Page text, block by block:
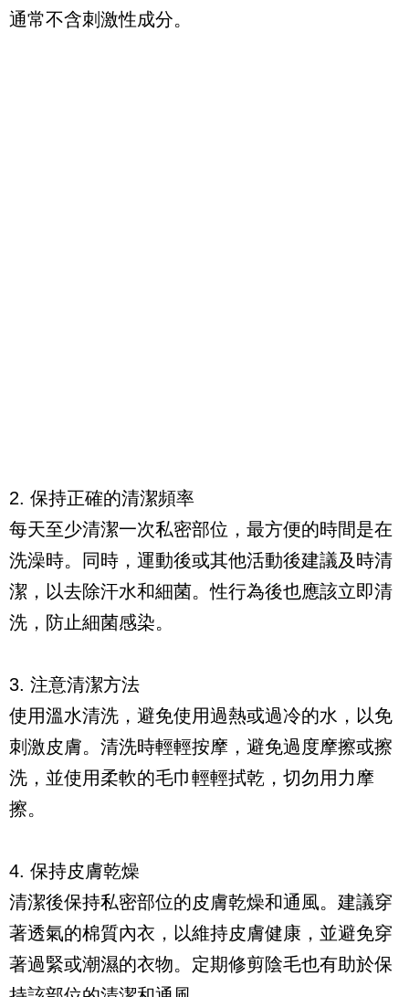
通常不含刺激性成分。
2. 保持正確的清潔頻率
每天至少清潔一次私密部位，最方便的時間是在
洗澡時。同時，運動後或其他活動後建議及時清
潔，以去除汗水和細菌。性行為後也應該立即清
洗，防止細菌感染。
3. 注意清潔方法
使用溫水清洗，避免使用過熱或過冷的水，以免
刺激皮膚。清洗時輕輕按摩，避免過度摩擦或擦
洗，並使用柔軟的毛巾輕輕拭乾，切勿用力摩
擦。
4. 保持皮膚乾燥
清潔後保持私密部位的皮膚乾燥和通風。建議穿
著透氣的棉質內衣，以維持皮膚健康，並避免穿
著過緊或潮濕的衣物。定期修剪陰毛也有助於保